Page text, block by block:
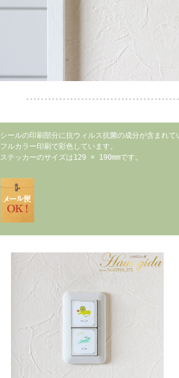
シールの印刷部分に抗ウィルス抗菌の成分が含まれて
フルカラー印刷で彩色しています。
ステッカーのサイズは129 × 190mmです。